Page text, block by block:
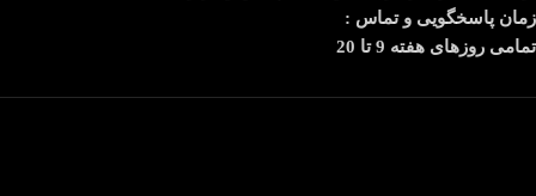
زمان پاسخگویی و تماس :
تمامی روزهای هفته 9 تا 20